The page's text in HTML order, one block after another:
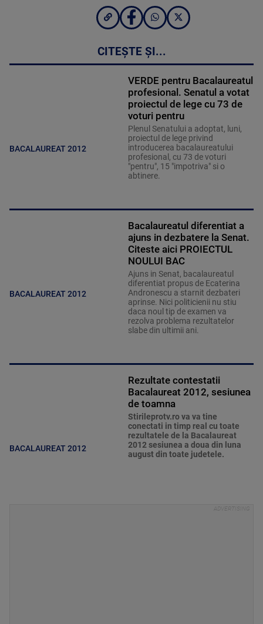
CITEȘTE ȘI...
BACALAUREAT 2012
VERDE pentru Bacalaureatul
profesional. Senatul a votat
proiectul de lege cu 73 de
voturi pentru
Plenul Senatului a adoptat, luni,
proiectul de lege privind
introducerea bacalaureatului
profesional, cu 73 de voturi
"pentru", 15 "impotriva" si o
abtinere.
BACALAUREAT 2012
Bacalaureatul diferentiat a
ajuns in dezbatere la Senat.
Citeste aici PROIECTUL
NOULUI BAC
Ajuns in Senat, bacalaureatul
diferentiat propus de Ecaterina
Andronescu a starnit dezbateri
aprinse. Nici politicienii nu stiu
daca noul tip de examen va
rezolva problema rezultatelor
slabe din ultimii ani.
BACALAUREAT 2012
Rezultate contestatii
Bacalaureat 2012, sesiunea
de toamna
Stirileprotv.ro va va tine
conectati in timp real cu toate
rezultatele de la Bacalaureat
2012 sesiunea a doua din luna
august din toate judetele.